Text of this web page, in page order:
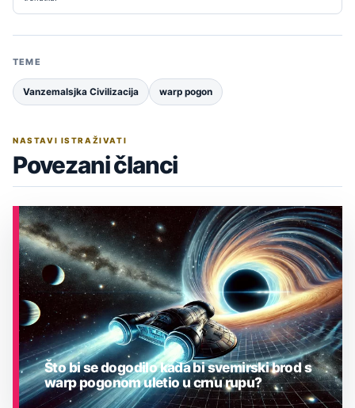
TEME
Vanzemalsjka Civilizacija warp pogon
NASTAVI ISTRAŽIVATI
Povezani članci
Što bi se dogodilo kada bi svemirski brod s
warp pogonom uletio u crnu rupu?